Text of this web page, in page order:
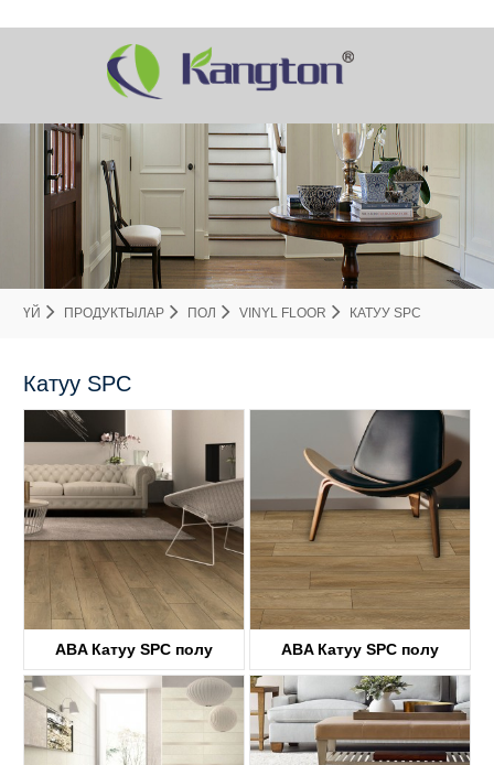
ҮЙ ПРОДУКТЫЛАР ПОЛ VINYL FLOOR КАТУУ SPC
Катуу SPC
ABA Катуу SPC полу
KTV8033
ABA Катуу SPC полу
KTV8034